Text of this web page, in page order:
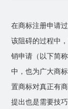
在商标注册申请
该阻碍的过程中
销申请（以下简
中，也为广大商
置商标对真正有
提出也是需要技